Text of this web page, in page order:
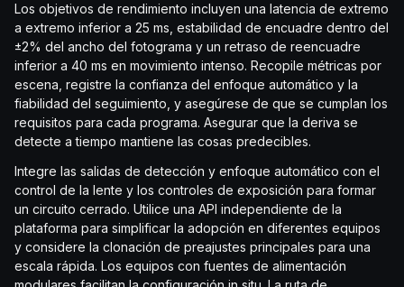
Los objetivos de rendimiento incluyen una latencia de extremo
a extremo inferior a 25 ms, estabilidad de encuadre dentro del
±2% del ancho del fotograma y un retraso de reencuadre
inferior a 40 ms en movimiento intenso. Recopile métricas por
escena, registre la confianza del enfoque automático y la
fiabilidad del seguimiento, y asegúrese de que se cumplan los
requisitos para cada programa. Asegurar que la deriva se
detecte a tiempo mantiene las cosas predecibles.
Integre las salidas de detección y enfoque automático con el
control de la lente y los controles de exposición para formar
un circuito cerrado. Utilice una API independiente de la
plataforma para simplificar la adopción en diferentes equipos
y considere la clonación de preajustes principales para una
escala rápida. Los equipos con fuentes de alimentación